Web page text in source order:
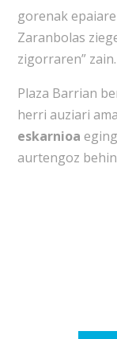
gorenak
Zaranbolas
zigorraren” zain.
Plaza Barrian
herri auziari
eskarnioa
aurtengoz